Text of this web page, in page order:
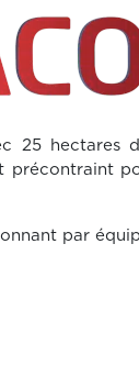
25
précontraint
par